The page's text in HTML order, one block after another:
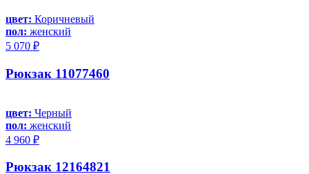
цвет: Коричневый
пол: женский
5 070 ₽
Рюкзак 11077460
цвет: Черный
пол: женский
4 960 ₽
Рюкзак 12164821